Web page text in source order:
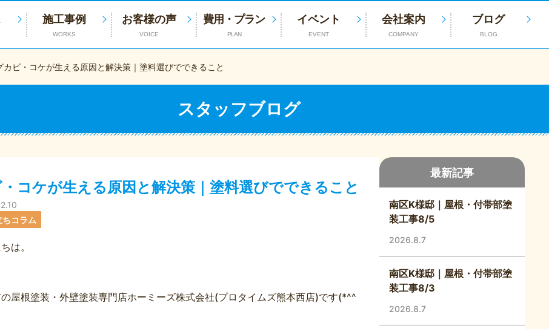
施工事例
WORKS
お客様の声
VOICE
費用・プラン
PLAN
イベント
EVENT
会社案内
COMPANY
ブログ
BLOG
カビ・コケが生える原因と解決策｜塗料選びでできること
スタッフブログ
コケが生える原因と解決策｜塗料選びでできること
ちコラム
は。
屋根塗装・外壁塗装専門店ホーミーズ株式会社(プロタイムズ熊本西店)です(*^^
最新記事
南区K様邸｜屋根・付帯部塗
装工事8/5
2026.8.7
南区K様邸｜屋根・付帯部塗
装工事8/3
2026.8.7